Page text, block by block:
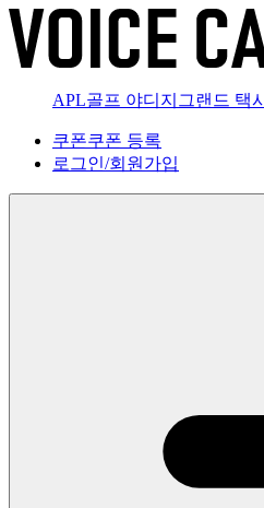
APL골프 야디지 그랜드 택시
쿠폰쿠폰 등록
로그인/회원가입